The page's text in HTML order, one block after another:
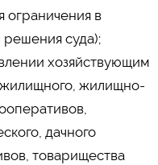
ограничения в
суда);
хозяйствующим
жилищного, жилищно-
дачного
товарищества